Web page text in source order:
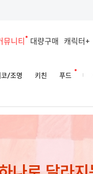
뮤니티 대량구매 캐릭터+
코/조명 키친 푸드